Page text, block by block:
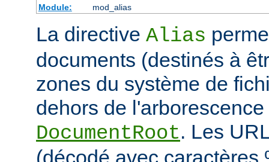
Module:
mod_alias
La directive Alias
documents (destinés à
zones du système de
dehors de
DocumentRoot. Les
(décodé avec caractères